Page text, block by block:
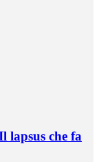
lapsus che fa